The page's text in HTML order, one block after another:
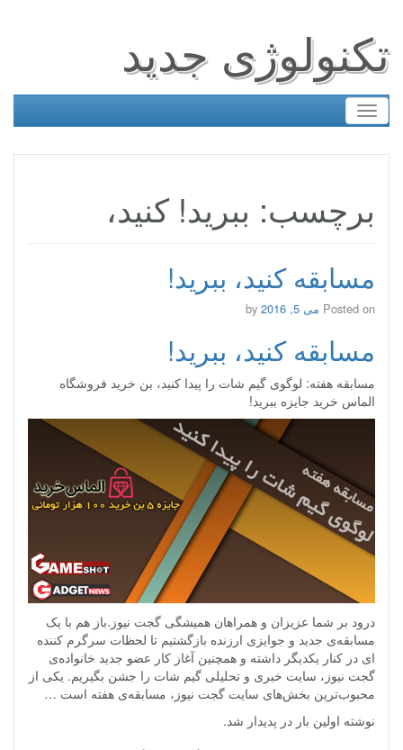
تکنولوژی جدید
Toggle
navigation
برچسب: ببرید! کنید،
مسابقه کنید، ببرید!
Posted on می 5, 2016
مسابقه کنید، ببرید!
مسابقه هفته: لوگوی گیم شات را پیدا کنید، بن خرید فروشگاه
الماس خرید جایزه ببرید!
درود بر شما عزیزان و همراهان همیشگی گجت نیوز.باز هم با یک
مسابقه‌ی جدید و جوایزی ارزنده‌ بازگشتیم تا لحظات سرگرم کننده
ای در کنار یکدیگر داشته و همچنین آغاز کار عضو جدید خانواده‌ی
گجت نیوز، سایت خبری و تحلیلی گیم شات را جشن بگیریم. یکی از
محبوب‌ترین بخش‌های سایت گجت نیوز، مسابقه‌ی هفته است …
نوشته اولین بار در پدیدار شد.